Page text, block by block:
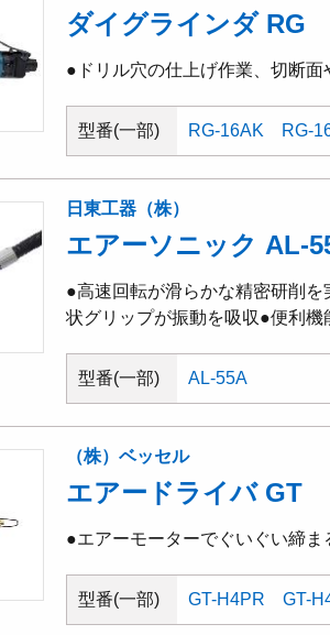
ダイグラインダ RG
●ドリル穴の仕上げ作業、切断面
型番(一部) RG-16AK RG-
日東工器（株）
エアーソニック AL-
●高速回転が滑らかな精密研削
状グリップが振動を吸収●便利機
型番(一部) AL-55A
（株）ベッセル
エアードライバ GT
●エアーモーターでぐいぐい締ま
型番(一部) GT-H4PR GT-